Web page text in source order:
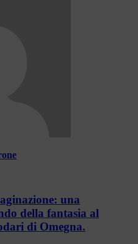
una
della fantasia al
di Omegna.